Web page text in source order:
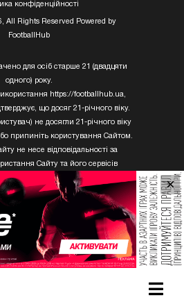
конфiденцiйностi
All Rights Reserved Powered by
FootballHub
для осіб старше 21 (двадцяти
одного) року.
https://footballhub.ua,
що досяг 21-річного віку.
не досягли 21-річного віку
припиніть користування Сайтом.
не несе відповідальності за
Сайту та його сервісів
не досяг 21-річного віку.
що розміщені на сайті, не можуть
третіми особами без письмового
«ГЛОБАЛ ІМІДЖЕС ЮКРЕЙН.
×